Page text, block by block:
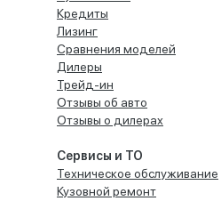
Кредиты
Лизинг
Сравнения моделей
Дилеры
Трейд-ин
Отзывы об авто
Отзывы о дилерах
Сервисы и ТО
Техническое обслуживание
Кузовной ремонт